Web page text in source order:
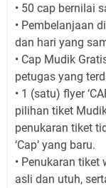
• 50 cap bernilai
• Pembelanjaan
dan hari yang
• Cap Mudik
petugas yang
• 1 (satu) flyer
pilihan tiket
penukaran tiket
‘Cap’ yang baru.
• Penukaran
asli dan utuh,